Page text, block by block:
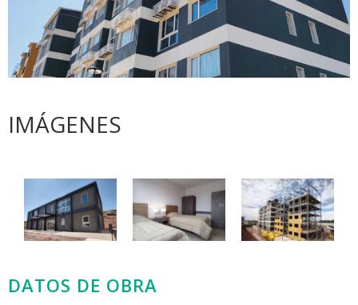
IMÁGENES
DATOS DE OBRA